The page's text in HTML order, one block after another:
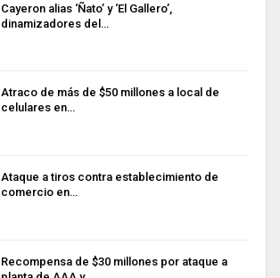
Cayeron alias ‘Ñato’ y ‘El Gallero’,
dinamizadores del…
Atraco de más de $50 millones a local de
celulares en…
Ataque a tiros contra establecimiento de
comercio en…
Recompensa de $30 millones por ataque a